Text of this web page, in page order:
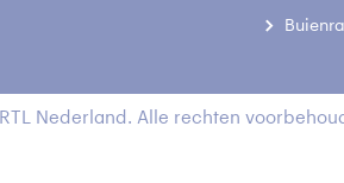
Nederland. Alle rechten